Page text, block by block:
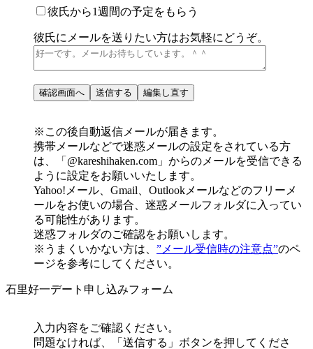
彼氏から1週間の予定をもらう
彼氏にメールを送りたい方はお気軽にどうぞ。
※この後自動返信メールが届きます。
携帯メールなどで迷惑メールの設定をされている方
は、
「@kareshihaken.com」 からのメールを受信できる
ように設定をお願いいたします。
Yahoo!メール、Gmail、Outlookメールなどのフリーメ
ールをお使いの場合、 迷惑メールフォルダに入ってい
る可能性があります。
迷惑フォルダのご確認をお願いします。
※うまくいかない方は、 ”メール受信時の注意点”のペ
ージを参考にしてください。
石里好一デート申し込みフォーム
入力内容をご確認ください。
問題なければ、「送信する」ボタンを押してくださ